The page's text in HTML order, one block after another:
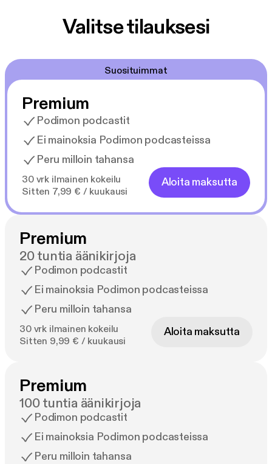
Valitse tilauksesi
Suosituimmat
Premium
Podimon podcastit
Ei mainoksia Podimon podcasteissa
Peru milloin tahansa
30 vrk ilmainen kokeilu
Sitten 7,99 € / kuukausi
Aloita maksutta
Premium
20 tuntia äänikirjoja
Podimon podcastit
Ei mainoksia Podimon podcasteissa
Peru milloin tahansa
30 vrk ilmainen kokeilu
Sitten 9,99 € / kuukausi
Aloita maksutta
Premium
100 tuntia äänikirjoja
Podimon podcastit
Ei mainoksia Podimon podcasteissa
Peru milloin tahansa